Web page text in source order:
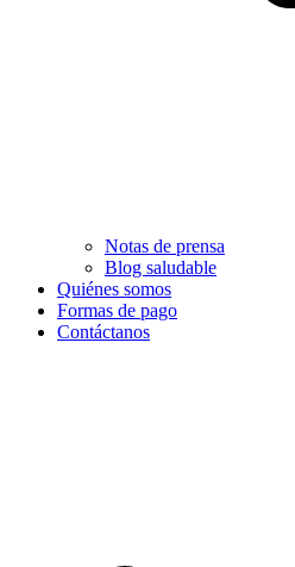
Notas de prensa
Blog saludable
Quiénes somos
Formas de pago
Contáctanos